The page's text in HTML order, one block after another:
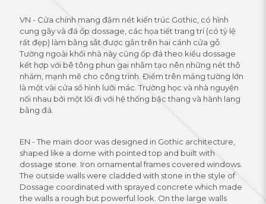
VN - Cửa chính mang đậm nét kiến trúc Gothic, có hình
cung gãy và đá ốp dossage, các họa tiết trang trí (có tỷ lệ
rất đẹp) làm bằng sắt được gắn trên hai cánh cửa gỗ.
Tường ngoài khối nhà này cũng ốp đá theo kiểu dossage
kết hợp với bê tông phun gai nhằm tạo nên những nét thô
nhám, mạnh mẽ cho công trình. Điểm trên mảng tường lớn
là một vài cửa sổ hình lưỡi mác. Trường học và nhà nguyện
nối nhau bởi một lối đi với hệ thống bậc thang và hành lang
bằng đá.
EN - The main door was designed in Gothic architecture,
shaped like a dome with pointed top and built with
dossage stone. Iron ornamental frames covered windows.
The outside walls were cladded with stone in the style of
Dossage coordinated with sprayed concrete which made
the walls a rough but powerful look. On the large walls